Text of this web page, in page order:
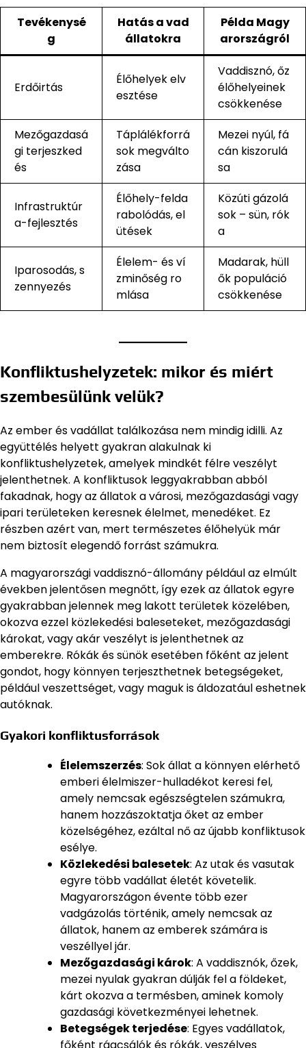
Tevékenysé
g
Hatás a vad
állatokra
Példa Magy
arországról
Erdőirtás
Élőhelyek elv
esztése
Vaddisznó, őz
élőhelyeinek
csökkenése
Mezőgazdasá
gi terjeszked
és
Táplálékforrá
sok megválto
zása
Mezei nyúl, fá
cán kiszorulá
sa
Infrastruktúr
a-fejlesztés
Élőhely-felda
rabolódás, el
ütések
Közúti gázolá
sok – sün, rók
a
Iparosodás, s
zennyezés
Élelem- és ví
zminőség ro
mlása
Madarak, hüll
ők populáció
csökkenése
Konfliktushelyzetek: mikor és miért
szembesülünk velük?
Az ember és vadállat találkozása nem mindig idilli. Az
együttélés helyett gyakran alakulnak ki
konfliktushelyzetek, amelyek mindkét félre veszélyt
jelenthetnek. A konfliktusok leggyakrabban abból
fakadnak, hogy az állatok a városi, mezőgazdasági vagy
ipari területeken keresnek élelmet, menedéket. Ez
részben azért van, mert természetes élőhelyük már
nem biztosít elegendő forrást számukra.
A magyarországi vaddisznó-állomány például az elmúlt
években jelentősen megnőtt, így ezek az állatok egyre
gyakrabban jelennek meg lakott területek közelében,
okozva ezzel közlekedési baleseteket, mezőgazdasági
károkat, vagy akár veszélyt is jelenthetnek az
emberekre. Rókák és sünök esetében főként az jelent
gondot, hogy könnyen terjeszthetnek betegségeket,
például veszettséget, vagy maguk is áldozatául eshetnek
autóknak.
Gyakori konfliktusforrások
Élelemszerzés: Sok állat a könnyen elérhető
emberi élelmiszer-hulladékot keresi fel,
amely nemcsak egészségtelen számukra,
hanem hozzászoktatja őket az ember
közelségéhez, ezáltal nő az újabb konfliktusok
esélye.
Közlekedési balesetek: Az utak és vasutak
egyre több vadállat életét követelik.
Magyarországon évente több ezer
vadgázolás történik, amely nemcsak az
állatok, hanem az emberek számára is
veszéllyel jár.
Mezőgazdasági károk: A vaddisznók, őzek,
mezei nyulak gyakran dúlják fel a földeket,
kárt okozva a termésben, aminek komoly
gazdasági következményei lehetnek.
Betegségek terjedése: Egyes vadállatok,